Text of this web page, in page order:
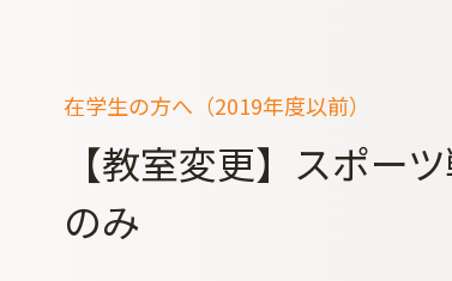
在学生の方へ（2019年度以前）
【教室変更】スポー
のみ